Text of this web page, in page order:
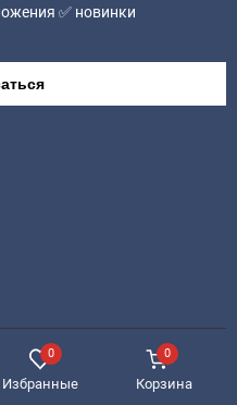
✅ новинки
Карта сайта
0
Избранные
0
Корзина